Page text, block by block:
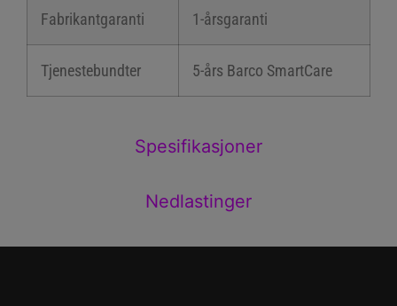
Spesifikasjoner
Nedlastinger
Fabrikantgaranti 1-årsgaranti
Tjenestebundter 5-års Barco SmartCare